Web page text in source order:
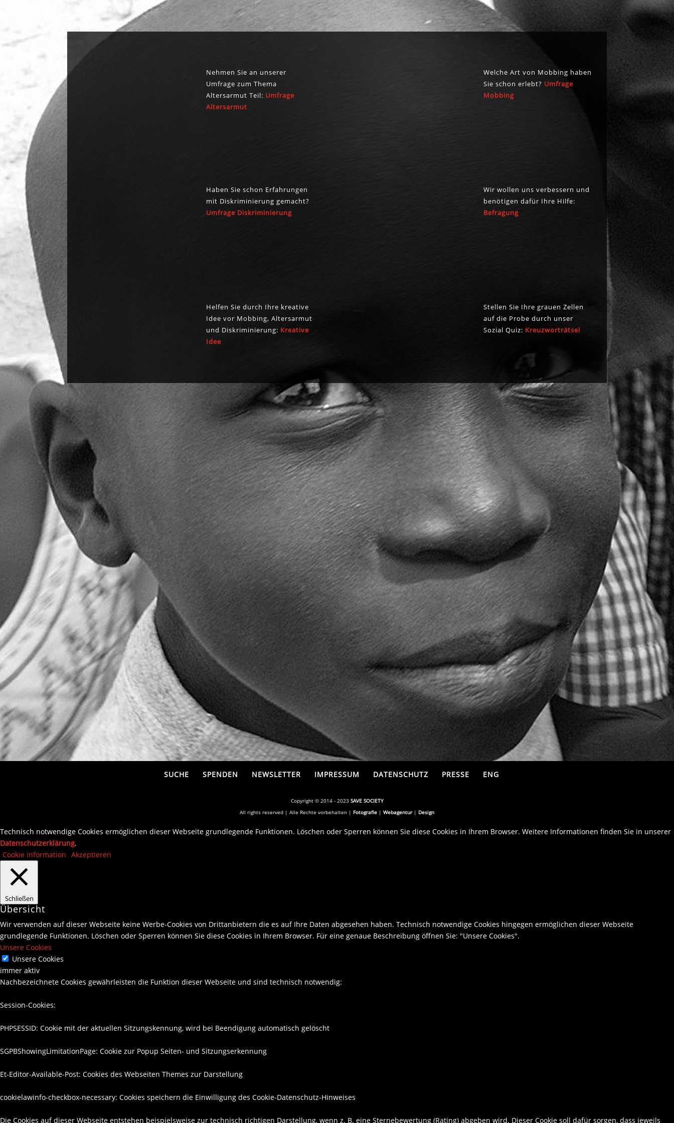
HELFEN MACH MIT
Nehmen Sie an unserer
Umfrage zum Thema
Altersarmut Teil: Umfrage
Altersarmut
Welche Art von Mobbing haben
Sie schon erlebt? Umfrage
Mobbing
Haben Sie schon Erfahrungen
mit Diskriminierung gemacht?
Umfrage Diskriminierung
Wir wollen uns verbessern und
benötigen dafür Ihre Hilfe:
Befragung
Helfen Sie durch Ihre kreative
Idee vor Mobbing, Altersarmut
und Diskriminierung: Kreative
Idee
Stellen Sie Ihre grauen Zellen
auf die Probe durch unser
Sozial Quiz: Kreuzworträtsel
SUCHE SPENDEN NEWSLETTER IMPRESSUM DATENSCHUTZ PRESSE ENG
Copyright © 2014 - 2023 SAVE SOCIETY
All rights reserved | Alle Rechte vorbehalten | Fotografie | Webagentur| Design
Technisch notwendige Cookies ermöglichen dieser Webseite grundlegende Funktionen. Löschen oder Sperren können Sie diese Cookies in Ihrem Browser. Weitere Informationen finden Sie in unserer
Datenschutzerklärung.
Cookie Information Akzeptieren
Schließen
Übersicht
Wir verwenden auf dieser Webseite keine Werbe-Cookies von Drittanbietern die es auf Ihre Daten abgesehen haben. Technisch notwendige Cookies hingegen ermöglichen dieser Webseite
grundlegende Funktionen. Löschen oder Sperren können Sie diese Cookies in Ihrem Browser. Für eine genaue Beschreibung öffnen Sie: "Unsere Cookies".
Unsere Cookies
Unsere Cookies
immer aktiv
Nachbezeichnete Cookies gewährleisten die Funktion dieser Webseite und sind technisch notwendig:
Session-Cookies:
PHPSESSID: Cookie mit der aktuellen Sitzungskennung, wird bei Beendigung automatisch gelöscht
SGPBShowingLimitationPage: Cookie zur Popup Seiten- und Sitzungserkennung
Et-Editor-Available-Post: Cookies des Webseiten Themes zur Darstellung
cookielawinfo-checkbox-necessary: Cookies speichern die Einwilligung des Cookie-Datenschutz-Hinweises
Die Cookies auf dieser Webseite entstehen beispielsweise zur technisch richtigen Darstellung, wenn z. B. eine Sternebewertung (Rating) abgeben wird. Dieser Cookie soll dafür sorgen, dass jeweils